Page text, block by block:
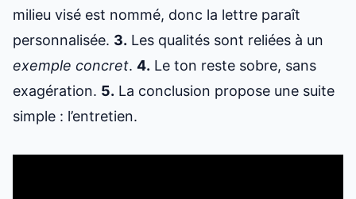
milieu visé est nommé, donc la lettre paraît
personnalisée. 3. Les qualités sont reliées à un
exemple concret. 4. Le ton reste sobre, sans
exagération. 5. La conclusion propose une suite
simple : l’entretien.